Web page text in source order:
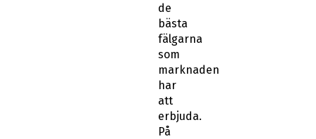
de
bästa
fälgarna
som
marknaden
har
att
erbjuda.
På